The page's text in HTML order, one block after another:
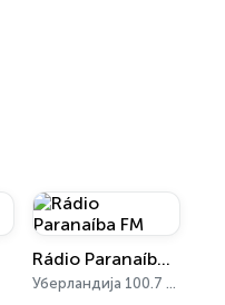
Rádio Paranaíba FM
Уберландија 100.7 FM